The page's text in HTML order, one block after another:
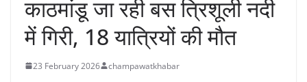
काठमांडू जा रही बस त्रिशूली नदी
में गिरी, 18 यात्रियों की मौत
23 February 2026 champawatkhabar